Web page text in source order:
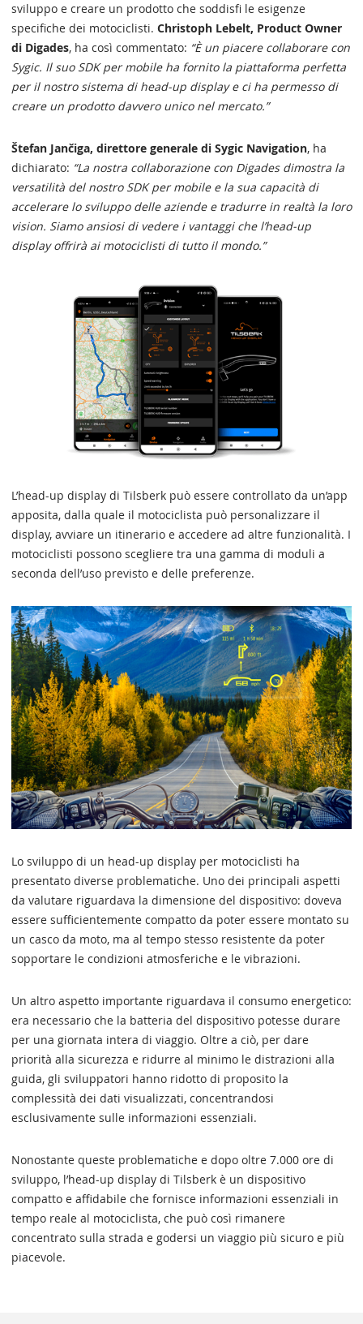
sviluppo e creare un prodotto che soddisfi le esigenze
specifiche dei motociclisti. Christoph Lebelt, Product Owner
di Digades, ha così commentato: “È un piacere collaborare con
Sygic. Il suo SDK per mobile ha fornito la piattaforma perfetta
per il nostro sistema di head-up display e ci ha permesso di
creare un prodotto davvero unico nel mercato.”
Štefan Jančiga, direttore generale di Sygic Navigation, ha
dichiarato: “La nostra collaborazione con Digades dimostra la
versatilità del nostro SDK per mobile e la sua capacità di
accelerare lo sviluppo delle aziende e tradurre in realtà la loro
vision. Siamo ansiosi di vedere i vantaggi che l’head-up
display offrirà ai motociclisti di tutto il mondo.”
L’head-up display di Tilsberk può essere controllato da un’app
apposita, dalla quale il motociclista può personalizzare il
display, avviare un itinerario e accedere ad altre funzionalità. I
motociclisti possono scegliere tra una gamma di moduli a
seconda dell’uso previsto e delle preferenze.
Lo sviluppo di un head-up display per motociclisti ha
presentato diverse problematiche. Uno dei principali aspetti
da valutare riguardava la dimensione del dispositivo: doveva
essere sufficientemente compatto da poter essere montato su
un casco da moto, ma al tempo stesso resistente da poter
sopportare le condizioni atmosferiche e le vibrazioni.
Un altro aspetto importante riguardava il consumo energetico:
era necessario che la batteria del dispositivo potesse durare
per una giornata intera di viaggio. Oltre a ciò, per dare
priorità alla sicurezza e ridurre al minimo le distrazioni alla
guida, gli sviluppatori hanno ridotto di proposito la
complessità dei dati visualizzati, concentrandosi
esclusivamente sulle informazioni essenziali.
Nonostante queste problematiche e dopo oltre 7.000 ore di
sviluppo, l’head-up display di Tilsberk è un dispositivo
compatto e affidabile che fornisce informazioni essenziali in
tempo reale al motociclista, che può così rimanere
concentrato sulla strada e godersi un viaggio più sicuro e più
piacevole.